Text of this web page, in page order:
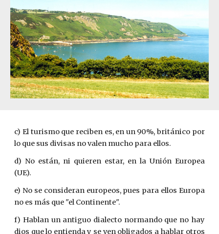
c) El turismo que reciben es, en un 90%, británico por
lo que sus divisas no valen mucho para ellos.
d) No están, ni quieren estar, en la Unión Europea
(UE).
e) No se consideran europeos, pues para ellos Europa
no es más que "el Continente".
f) Hablan un antiguo dialecto normando que no hay
dios que lo entienda y se ven obligados a hablar otros